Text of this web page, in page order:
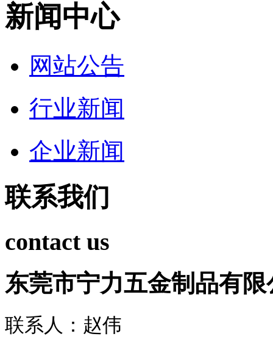
新闻中心
网站公告
行业新闻
企业新闻
联系我们
contact us
东莞市宁力五金制品有限
联系人：赵伟